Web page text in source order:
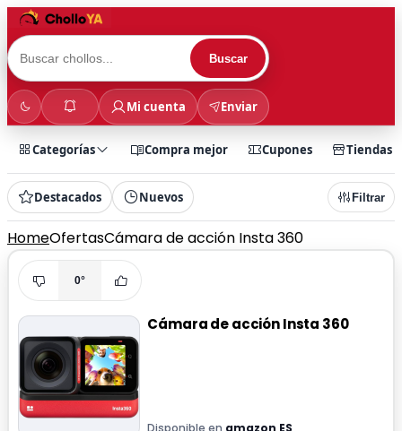
Buscar
Mi cuenta Enviar
Categorías Compra mejor Cupones Tiendas
Destacados Nuevos Filtrar
HomeOfertasCámara de acción Insta 360
0°
Cámara de acción Insta 360
Disponible en amazon ES